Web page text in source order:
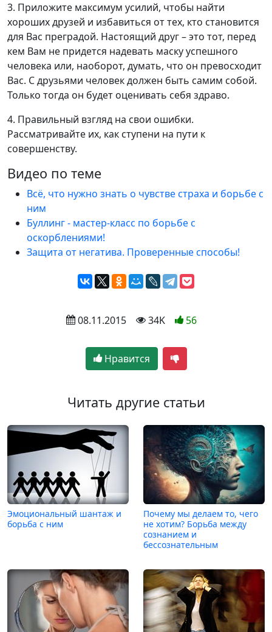
3. Приложите максимум усилий, чтобы найти
хороших друзей и избавиться от тех, кто становится
для Вас преградой. Настоящий друг – это тот, перед
кем Вам не придется надевать маску успешного
человека или, наоборот, думать, что он превосходит
Вас. С друзьями человек должен быть самим собой.
Только тогда он будет оценивать себя здраво.
4. Правильный взгляд на свои ошибки.
Рассматривайте их, как ступени на пути к
совершенству.
Видео по теме
Всё, что нужно знать о чувстве страха и борьбе с
ним
Буллинг - мастер-класс по борьбе с
оскорблениями!
Защита от негатива. Проверенные способы!
08.11.2015 34K 56
Нравится
Читать другие статьи
Эмоциональный шантаж и
борьба с ним
Почему мы делаем то, чего
не хотим? Борьба между
сознанием и
бессознательным